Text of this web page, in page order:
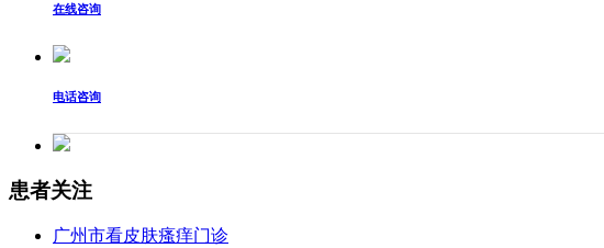
在线咨询
电话咨询
患者关注
广州市看皮肤瘙痒门诊